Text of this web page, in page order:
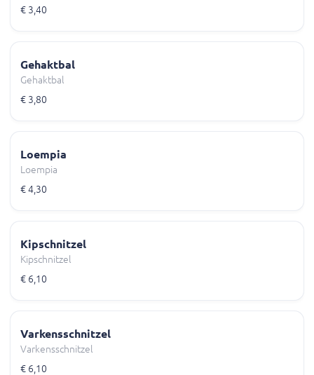
€ 3,40
Gehaktbal
Gehaktbal
€ 3,80
Loempia
Loempia
€ 4,30
Kipschnitzel
Kipschnitzel
€ 6,10
Varkensschnitzel
Varkensschnitzel
€ 6,10